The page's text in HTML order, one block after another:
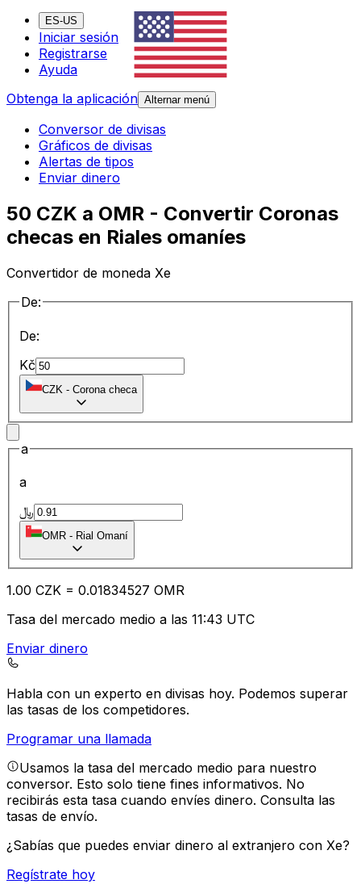
ES-US
Iniciar sesión
Registrarse
Ayuda
Obtenga la aplicación Alternar menú
Conversor de divisas
Gráficos de divisas
Alertas de tipos
Enviar dinero
50 CZK a OMR - Convertir Coronas
checas en Riales omaníes
Convertidor de moneda Xe
De:
De:
Kč
CZK - Corona checa
a
a
﷼
OMR - Rial Omaní
1.00 CZK = 0.01834527 OMR
Tasa del mercado medio a las 11:43 UTC
Enviar dinero
Habla con un experto en divisas hoy. Podemos superar
las tasas de los competidores.
Programar una llamada
Usamos la tasa del mercado medio para nuestro
conversor. Esto solo tiene fines informativos. No
recibirás esta tasa cuando envíes dinero. Consulta las
tasas de envío.
¿Sabías que puedes enviar dinero al extranjero con Xe?
Regístrate hoy